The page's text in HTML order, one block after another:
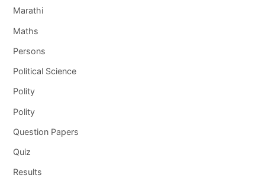
Marathi
Maths
Persons
Political Science
Polity
Polity
Question Papers
Quiz
Results